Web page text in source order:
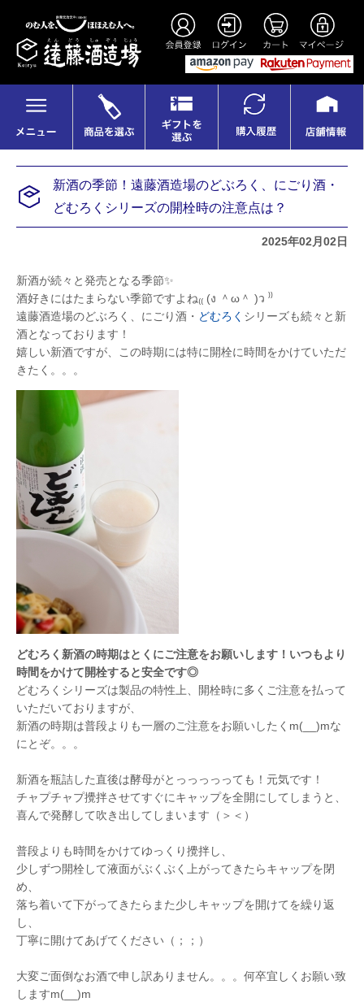
新酒の季節！遠藤酒造場のどぶろく、にごり酒・
どむろくシリーズの開栓時の注意点は？
2025年02月02日
新酒が続々と発売となる季節✨
酒好きにはたまらない季節ですよね₍₍ (ง ＾ω＾ )ว ⁾⁾
遠藤酒造場のどぶろく、にごり酒・ どむろく シリーズも続々と新
酒となっております！
嬉しい新酒ですが、この時期には特に開栓に時間をかけていただ
きたく。。。
どむろく新酒の時期はとくにご注意をお願いします！いつもより
時間をかけて開栓すると安全です◎
どむろくシリーズは製品の特性上、開栓時に多くご注意を払って
いただいておりますが、
新酒の時期は普段よりも一層のご注意をお願いしたくm(__)mな
にとぞ。。。
新酒を瓶詰した直後は酵母がとっっっっっても！元気です！
チャプチャプ攪拌させてすぐにキャップを全開にしてしまうと、
喜んで発酵して吹き出してしまいます（＞＜）
普段よりも時間をかけてゆっくり攪拌し、
少しずつ開栓して液面がぶくぶく上がってきたらキャップを閉
め、
落ち着いて下がってきたらまた少しキャップを開けてを繰り返
し、
丁寧に開けてあげてください（；；）
大変ご面倒なお酒で申し訳ありません。。。何卒宜しくお願い致
しますm(__)m